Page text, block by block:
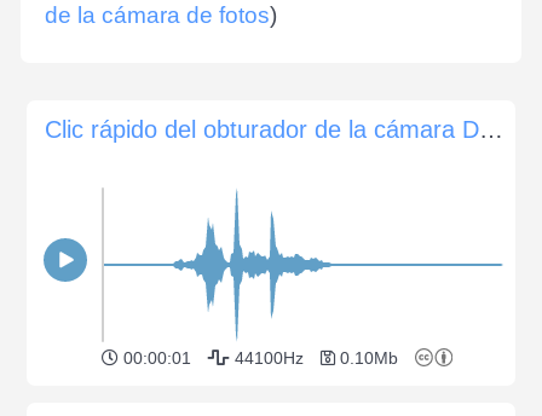
de la cámara de fotos)
Clic rápido del obturador de la cámara DSLR
00:00:01 44100Hz 0.10Mb